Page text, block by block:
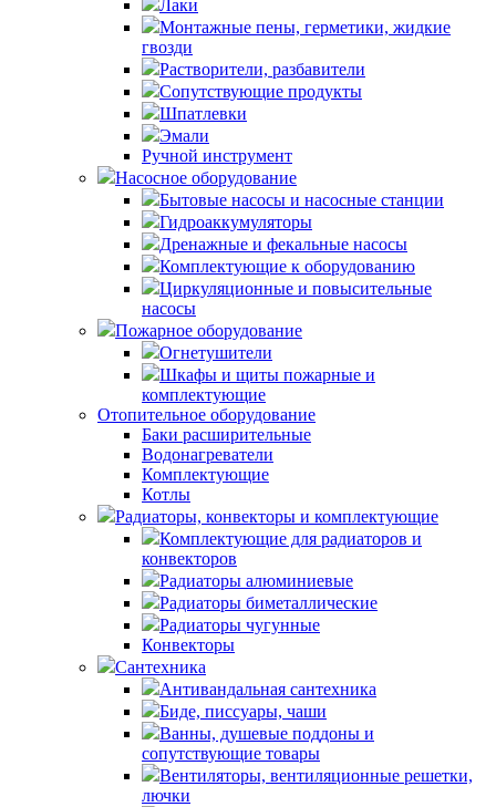
Лаки
Монтажные пены, герметики, жидкие
гвозди
Растворители, разбавители
Сопутствующие продукты
Шпатлевки
Эмали
Ручной инструмент
Насосное оборудование
Бытовые насосы и насосные станции
Гидроаккумуляторы
Дренажные и фекальные насосы
Комплектующие к оборудованию
Циркуляционные и повысительные
насосы
Пожарное оборудование
Огнетушители
Шкафы и щиты пожарные и
комплектующие
Отопительное оборудование
Баки расширительные
Водонагреватели
Комплектующие
Котлы
Радиаторы, конвекторы и комплектующие
Комплектующие для радиаторов и
конвекторов
Радиаторы алюминиевые
Радиаторы биметаллические
Радиаторы чугунные
Конвекторы
Сантехника
Антивандальная сантехника
Биде, писсуары, чаши
Ванны, душевые поддоны и
сопутствующие товары
Вентиляторы, вентиляционные решетки,
лючки